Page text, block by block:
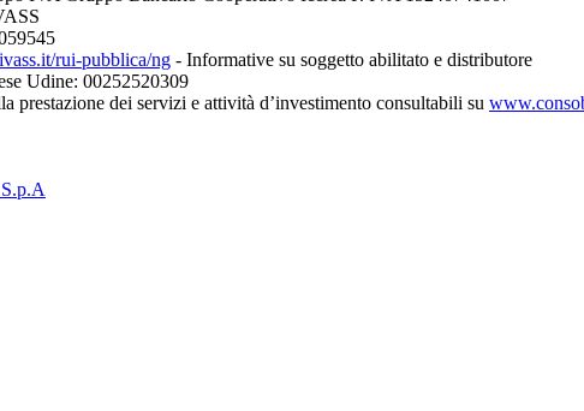
rui-pubblica/ng - Informative su soggetto abilitato e distributore
Udine: 00252520309
prestazione dei servizi e attività d’investimento consultabili su